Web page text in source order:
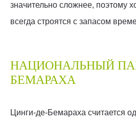
значительно сложнее, поэтому
всегда строятся с запасом
НАЦИОНАЛЬНЫЙ
БЕМАРАХА
Цинги-де-Бемараха считается